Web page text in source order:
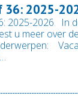
36: 2025-
2025-2026 In
u meer over de